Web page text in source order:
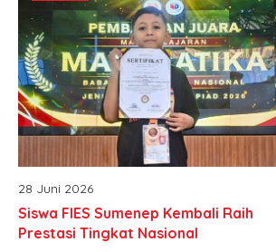
28 Juni 2026
Siswa FIES Sumenep Kembali Raih
Prestasi Tingkat Nasional